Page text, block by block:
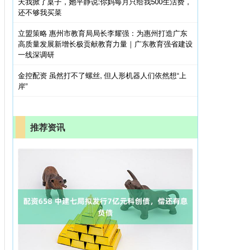
还不够我买菜
立盟策略 惠州市教育局局长李耀强：为惠州打造广东
高质量发展新增长极贡献教育力量｜广东教育强省建设
一线深调研
金控配资 虽然打不了螺丝, 但人形机器人们依然想“上
岸”
推荐资讯